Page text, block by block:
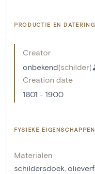
PRODUCTIE EN DATERING
Creator
onbekend(schilder)
Creation date
1801 - 1900
FYSIEKE EIGENSCHAPPEN
Materialen
schildersdoek, olieverf